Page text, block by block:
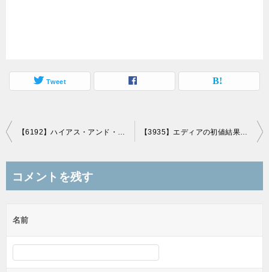
Tweet
投
ビ
ー
シ
ョ
【6192】ハイアス・アンド・カンパニー(6192)の初値結果は約2.9倍の2,750円、急落後ストップ安 【3935】エディアの初値結果は約94%高の3,165円、乱高下後、引けは下げる形
コメントを残す
名前